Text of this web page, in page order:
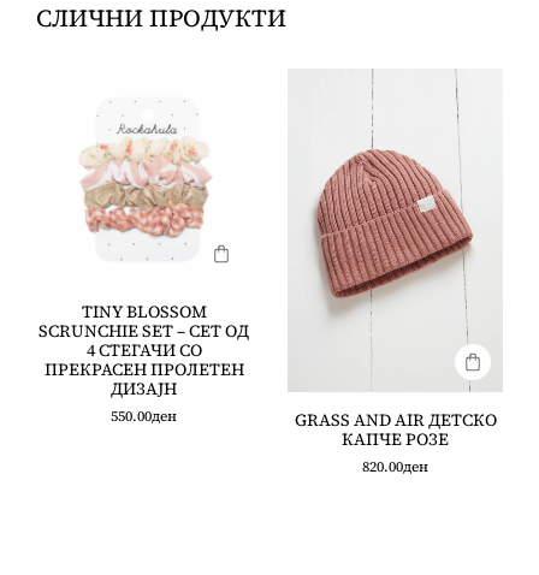
СЛИЧНИ ПРОДУКТИ
TINY BLOSSOM
SCRUNCHIE SET – СЕТ ОД
4 СТЕГАЧИ СО
ПРЕКРАСЕН ПРОЛЕТЕН
ДИЗАЈН
550.00ден
GRASS AND AIR ДЕТСКО
КАПЧЕ РОЗЕ
820.00ден